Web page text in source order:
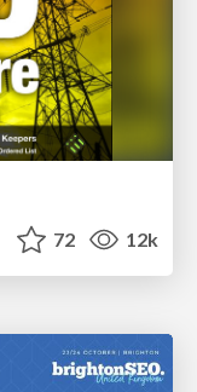
72 12k